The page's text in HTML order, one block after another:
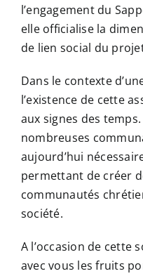
l’engagement du
elle officialise la
de lien social du
Dans le contexte
l’existence de cette
aux signes des
nombreuses
aujourd’hui
permettant de créer
communautés
société.
A l’occasion de cette
avec vous les fruits